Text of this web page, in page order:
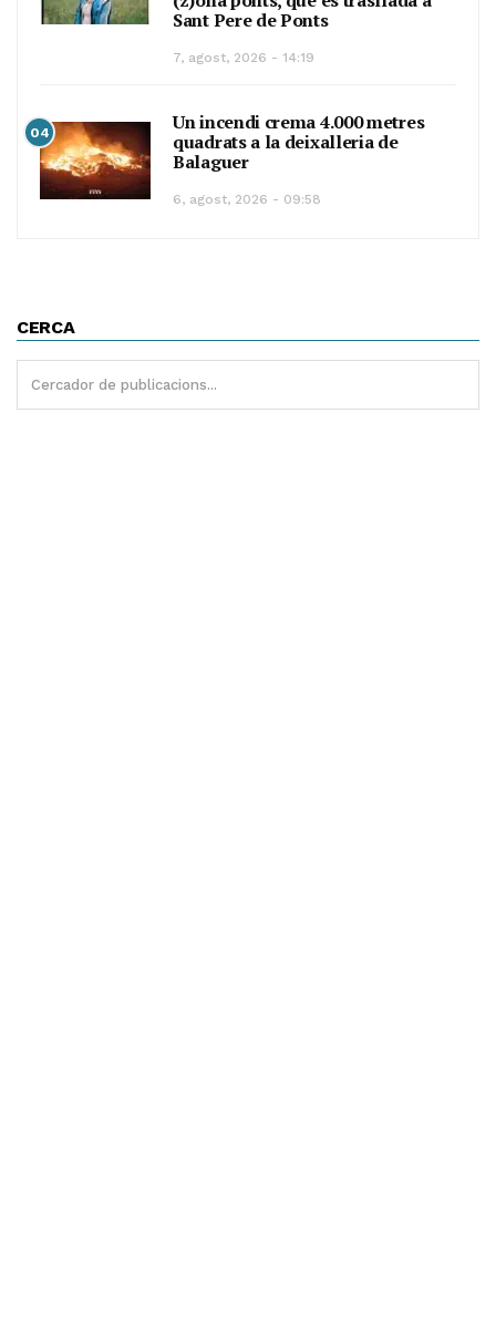
Sant Pere de Ponts
7, agost, 2026 - 14:19
04
Un incendi crema 4.000 metres
quadrats a la deixalleria de
Balaguer
6, agost, 2026 - 09:58
CERCA